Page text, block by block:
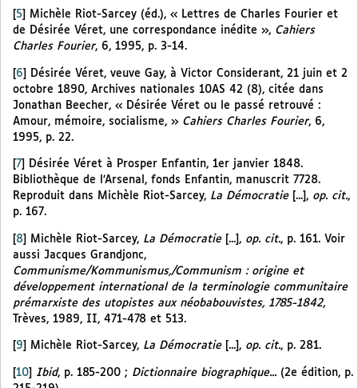
5
Michèle Riot-Sarcey (éd.), « Lettres de Charles Fourier et
de Désirée Véret, une correspondance inédite », Cahiers
Charles Fourier, 6, 1995, p. 3-14.
[6]
Désirée Véret, veuve Gay, à Victor Considerant, 21 juin et 2
octobre 1890, Archives nationales 10AS 42 (8), citée dans
Jonathan Beecher, « Désirée Véret ou le passé retrouvé :
Amour, mémoire, socialisme, » Cahiers Charles Fourier, 6,
1995, p. 22.
7
Désirée Véret à Prosper Enfantin, 1er janvier 1848.
Bibliothèque de l’Arsenal, fonds Enfantin, manuscrit 7728.
Reproduit dans Michèle Riot-Sarcey, La Démocratie[...], op. cit.,
p. 167.
[8] Michèle Riot-Sarcey, La Démocratie[...], op. cit., p. 161. Voir
aussi Jacques Grandjonc,
Communisme/Kommunismus,/Communism : origine et
développement international de la terminologie communitaire
prémarxiste des utopistes aux néobabouvistes, 1785-1842,
Trèves, 1989, II, 471-478 et 513.
9 Michèle Riot-Sarcey, La Démocratie[...], op. cit., p. 281.
[10] Ibid, p. 185-200 ; Dictionnaire biographique... (2e édition, p.